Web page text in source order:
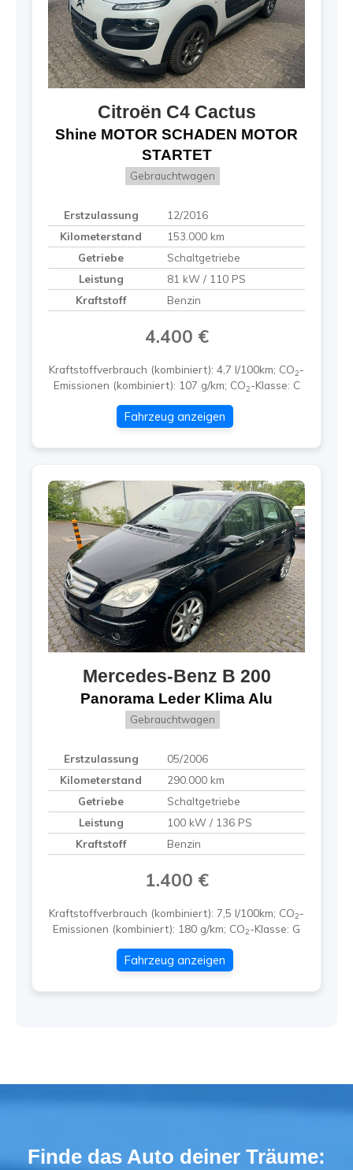
Citroën C4 Cactus
Shine MOTOR SCHADEN MOTOR
STARTET
Gebrauchtwagen
Erstzulassung
12/2016
Kilometerstand
153.000 km
Getriebe
Schaltgetriebe
Leistung
81 kW / 110 PS
Kraftstoff
Benzin
4.400 €
Kraftstoffverbrauch (kombiniert): 4,7 l/100km; CO2-
Emissionen (kombiniert): 107 g/km; CO2-Klasse: C
Fahrzeug anzeigen
Mercedes-Benz B 200
Panorama Leder Klima Alu
Gebrauchtwagen
Erstzulassung
05/2006
Kilometerstand
290.000 km
Getriebe
Schaltgetriebe
Leistung
100 kW / 136 PS
Kraftstoff
Benzin
1.400 €
Kraftstoffverbrauch (kombiniert): 7,5 l/100km; CO2-
Emissionen (kombiniert): 180 g/km; CO2-Klasse: G
Fahrzeug anzeigen
Finde das Auto deiner Träume: